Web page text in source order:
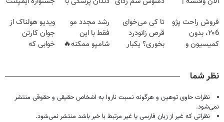
میلیون تومان!!!
خانگی
فقط ۲۵ میلیون
فروش راحت پژو
۲۰6، بدون
کمیسیون و
تا کی می‌خوای
قرص زانودرد
بخوری؟ یکبار
رشد مجدد مو
فقط با این
شامپو ممکنه🔥
ویدیو هولناک از
جوان کارتن
خوابی که
نظر شما
نظرات حاوی توهین و هرگونه نسبت ناروا به اشخاص حقیقی و حقوقی منتشر
نمی‌شود.
نظراتی که غیر از زبان فارسی یا غیر مرتبط با خبر باشد منتشر نمی‌شود.